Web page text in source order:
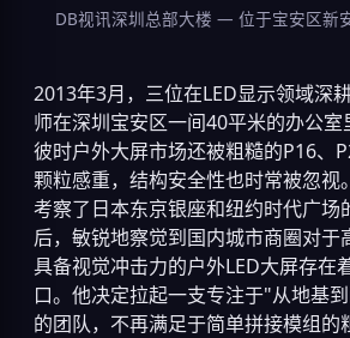
DB视讯深圳总部大楼 — 位于宝安区新
2013年3月，三位在LED显示领域深
师在深圳宝安区一间40平米的办公室
彼时户外大屏市场还被粗糙的P16、
颗粒感重，结构安全性也时常被忽视
考察了日本东京银座和纽约时代广场
后，敏锐地察觉到国内城市商圈对于
具备视觉冲击力的户外LED大屏存在
口。他决定拉起一支专注于"从地基
的团队，不再满足于简单拼接模组的